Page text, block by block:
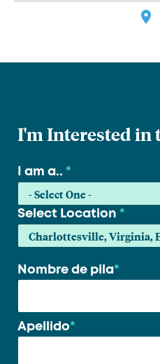
I'm Interested in
I am a.. *
Select Location *
Su
Nombre de pila*
Apellido*